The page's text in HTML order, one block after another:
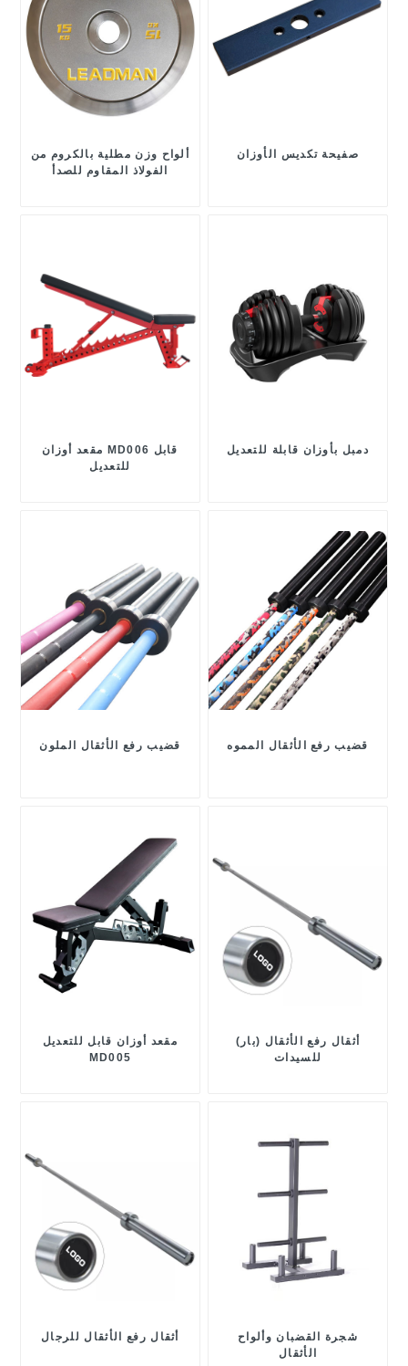
ألواح وزن مطلية بالكروم من
الفولاذ المقاوم للصدأ
صفيحة تكديس الأوزان
مقعد أوزان MD006 قابل
للتعديل
دمبل بأوزان قابلة للتعديل
قضيب رفع الأثقال الملون قضيب رفع الأثقال المموه
مقعد أوزان قابل للتعديل
MD005
أثقال رفع الأثقال (بار)
للسيدات
أثقال رفع الأثقال للرجال
شجرة القضبان وألواح
الأثقال